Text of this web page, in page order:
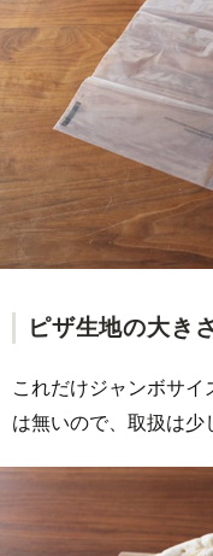
ピザ生地の大き
これだけジャンボサ
は無いので、取扱は少